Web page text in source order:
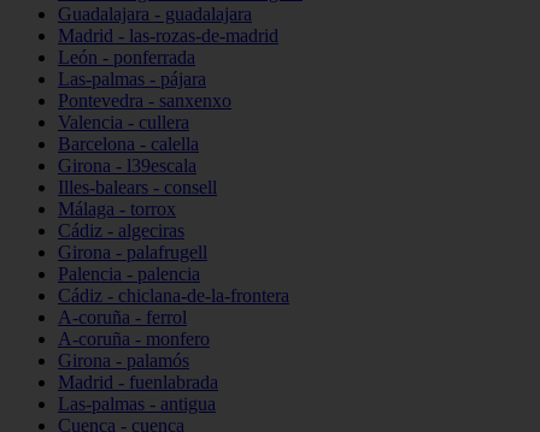
Guadalajara - guadalajara
Madrid - las-rozas-de-madrid
León - ponferrada
Las-palmas - pájara
Pontevedra - sanxenxo
Valencia - cullera
Barcelona - calella
Girona - l39escala
Illes-balears - consell
Málaga - torrox
Cádiz - algeciras
Girona - palafrugell
Palencia - palencia
Cádiz - chiclana-de-la-frontera
A-coruña - ferrol
A-coruña - monfero
Girona - palamós
Madrid - fuenlabrada
Las-palmas - antigua
Cuenca - cuenca